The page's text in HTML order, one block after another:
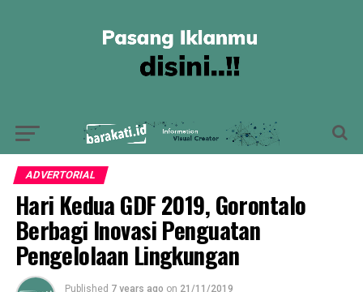
ADVERTORIAL
Hari Kedua GDF 2019, Gorontalo
Berbagi Inovasi Penguatan
Pengelolaan Lingkungan
Published 7 years ago on 21/11/2019